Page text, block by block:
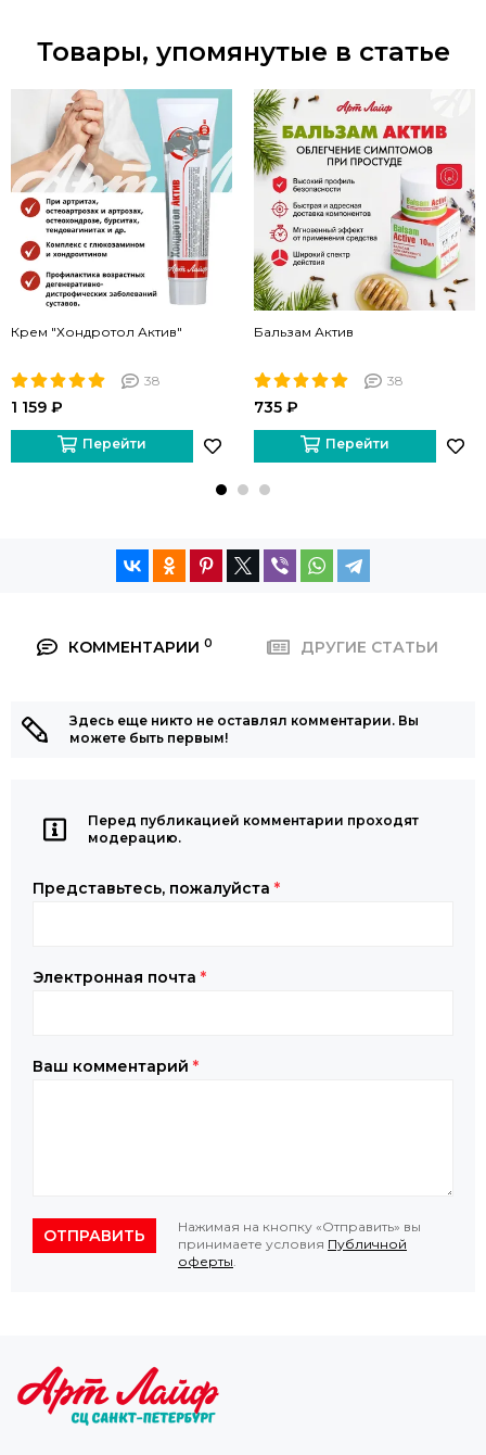
Товары, упомянутые в статье
Крем "Хондротол Актив"
38
1 159 ₽
Перейти
Бальзам Актив
38
735 ₽
Перейти
КОММЕНТАРИИ 0 ДРУГИЕ СТАТЬИ
Здесь еще никто не оставлял комментарии. Вы
можете быть первым!
Перед публикацией комментарии проходят
модерацию.
Представьтесь, пожалуйста *
Электронная почта *
Ваш комментарий *
ОТПРАВИТЬ
Нажимая на кнопку «Отправить» вы
принимаете условия Публичной
оферты.